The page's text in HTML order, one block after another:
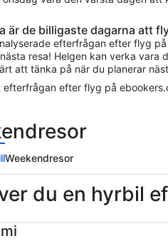
är de billigaste dagarna att
efterfrågan efter flyg
resa! Helgen kan verka
att tänka på när du planerar
efterfrågan efter flyg på
Weekendresor
du en hyrbil
Chevrolet Spark